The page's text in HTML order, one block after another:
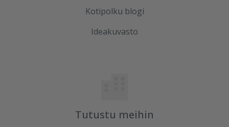
Kotipolku blogi
Ideakuvasto
Tutustu meihin